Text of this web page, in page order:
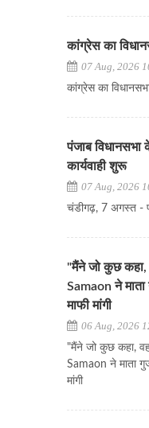
कांग्रेस का
07 Aug, 2026
कांग्रेस का
पंजाब विधानसभा
कार्यवाही शुरू
07 Aug, 2026
चंडीगढ़, 7 अगस्त -
"मैंने जो कुछ कहा,
Samaon ने माता
माफी मांगी
06 Aug, 2026
"मैंने जो कुछ कहा,
Samaon ने माता
मांगी